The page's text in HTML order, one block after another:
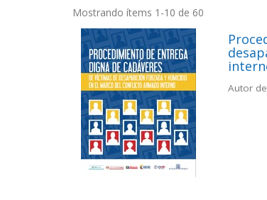
Mostrando ítems 1-10 de 60
Autor